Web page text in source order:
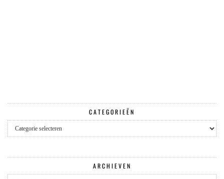
CATEGORIEËN
Categorieën
ARCHIEVEN